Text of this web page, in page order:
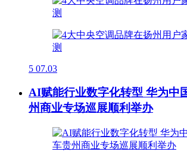
5 07.03
AI赋能行业数字化转型 华为中
州商业专场巡展顺利举办